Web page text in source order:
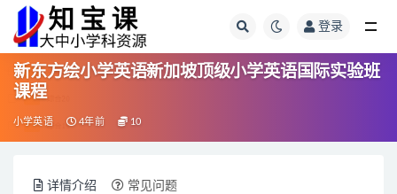
登录
新东方绘小学英语新加坡顶级小学英语国际实验班
课程
小学英语 4年前 10
详情介绍 常见问题
全部